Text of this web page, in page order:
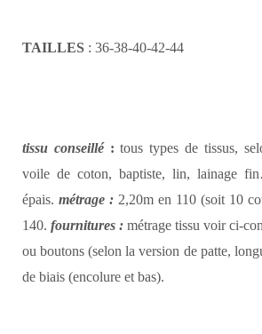
TAILLES : 36-38-40-42-44
tissu conseillé: tous types de tissus,
voile de coton, baptiste, lin, lainage
épais. métrage : 2,20m en 110 (soit 10
140. fournitures : métrage tissu voir ci-
ou boutons (selon la version de patte,
de biais (encolure et bas).